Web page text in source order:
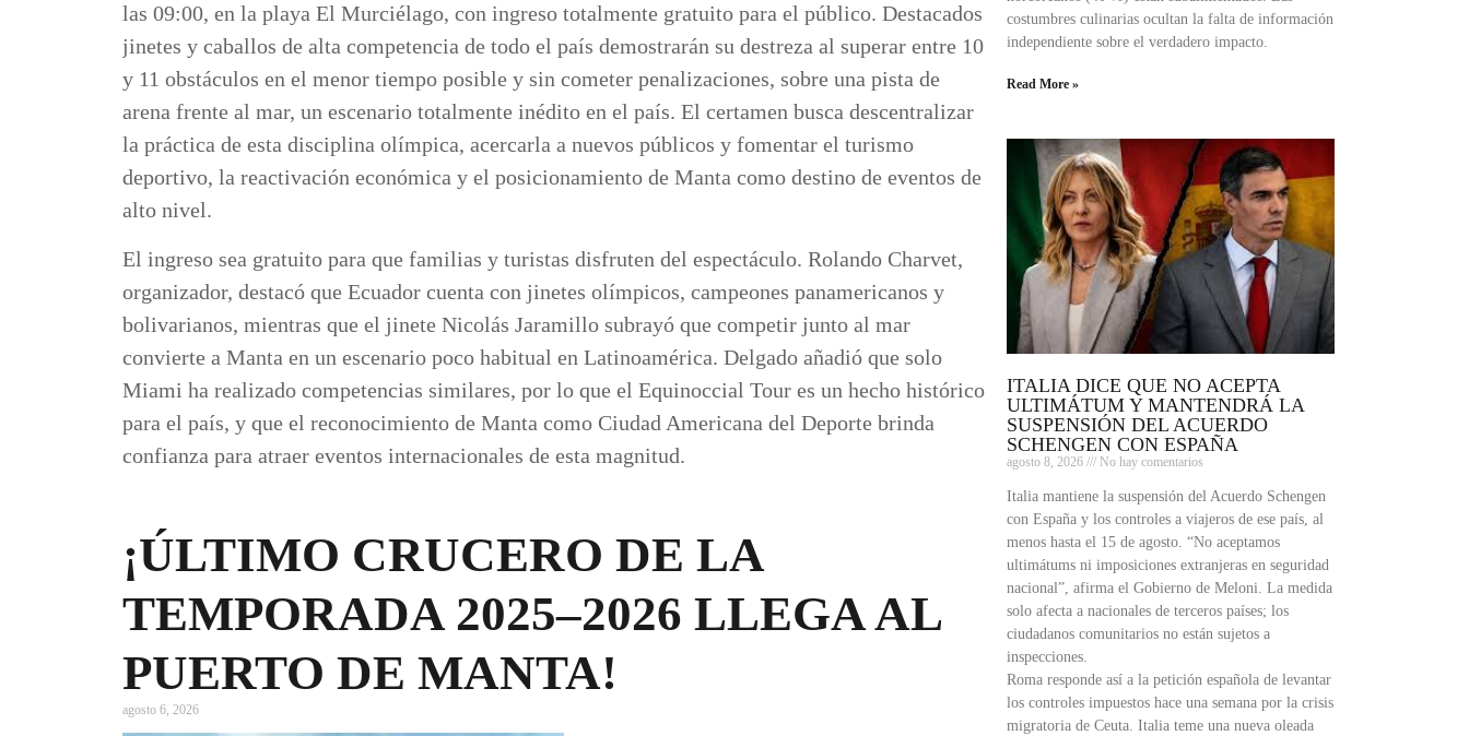
las 09:00, en la playa El Murciélago, con ingreso totalmente gratuito para el público. Destacados
jinetes y caballos de alta competencia de todo el país demostrarán su destreza al superar entre 10
y 11 obstáculos en el menor tiempo posible y sin cometer penalizaciones, sobre una pista de
arena frente al mar, un escenario totalmente inédito en el país. El certamen busca descentralizar
la práctica de esta disciplina olímpica, acercarla a nuevos públicos y fomentar el turismo
deportivo, la reactivación económica y el posicionamiento de Manta como destino de eventos de
alto nivel.
El ingreso sea gratuito para que familias y turistas disfruten del espectáculo. Rolando Charvet,
organizador, destacó que Ecuador cuenta con jinetes olímpicos, campeones panamericanos y
bolivarianos, mientras que el jinete Nicolás Jaramillo subrayó que competir junto al mar
convierte a Manta en un escenario poco habitual en Latinoamérica. Delgado añadió que solo
Miami ha realizado competencias similares, por lo que el Equinoccial Tour es un hecho histórico
para el país, y que el reconocimiento de Manta como Ciudad Americana del Deporte brinda
confianza para atraer eventos internacionales de esta magnitud.
¡ÚLTIMO CRUCERO DE LA
TEMPORADA 2025–2026 LLEGA AL
PUERTO DE MANTA!
agosto 6, 2026
costumbres culinarias ocultan la falta de información
independiente sobre el verdadero impacto.
Read More »
ITALIA DICE QUE NO ACEPTA
ULTIMÁTUM Y MANTENDRÁ LA
SUSPENSIÓN DEL ACUERDO
SCHENGEN CON ESPAÑA
agosto 8, 2026 No hay comentarios
Italia mantiene la suspensión del Acuerdo Schengen
con España y los controles a viajeros de ese país, al
menos hasta el 15 de agosto. “No aceptamos
ultimátums ni imposiciones extranjeras en seguridad
nacional”, afirma el Gobierno de Meloni. La medida
solo afecta a nacionales de terceros países; los
ciudadanos comunitarios no están sujetos a
inspecciones.
Roma responde así a la petición española de levantar
los controles impuestos hace una semana por la crisis
migratoria de Ceuta. Italia teme una nueva oleada